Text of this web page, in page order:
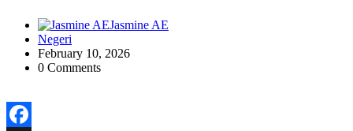
Jasmine AE
Negeri
February 10, 2026
0 Comments